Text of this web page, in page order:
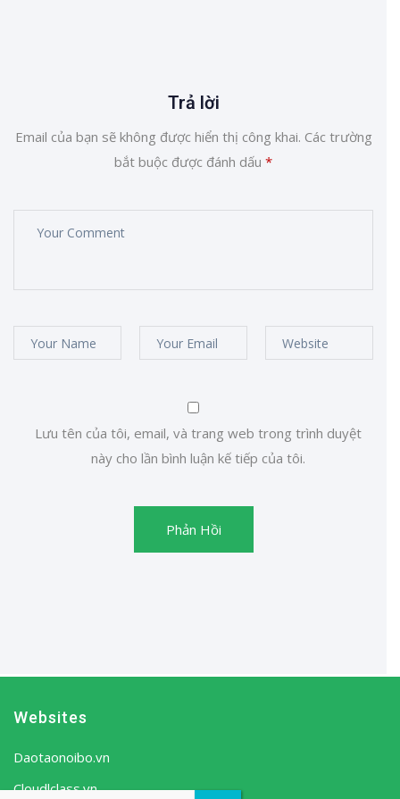
Trả lời
Email của bạn sẽ không được hiển thị công khai. Các trường
bắt buộc được đánh dấu *
Lưu tên của tôi, email, và trang web trong trình duyệt
này cho lần bình luận kế tiếp của tôi.
Phản Hồi
Websites
Daotaonoibo.vn
Cloudlclass.vn